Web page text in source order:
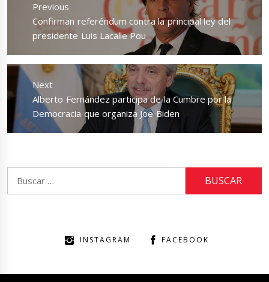
entradas
Previous
Previous
post:
Confirman referéndum contra la principal ley del
presidente Luis Lacalle Pou
Next
Next
post:
Alberto Fernández participa de la Cumbre por la
Democracia que organiza Joe Biden
INSTAGRAM FACEBOOK